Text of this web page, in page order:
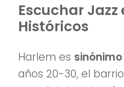
Escuchar Jazz
Históricos
Harlem es
años 20-30, el